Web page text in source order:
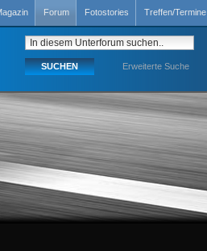
Forum Fotostories Treffen/Termine
Erweiterte Suche